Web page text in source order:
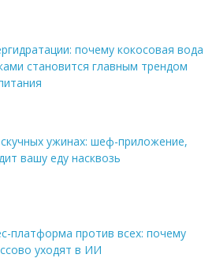
почему кокосовая вода
становится главным трендом
ужинах: шеф-приложение,
вашу еду насквозь
платформа против всех: почему
уходят в ИИ